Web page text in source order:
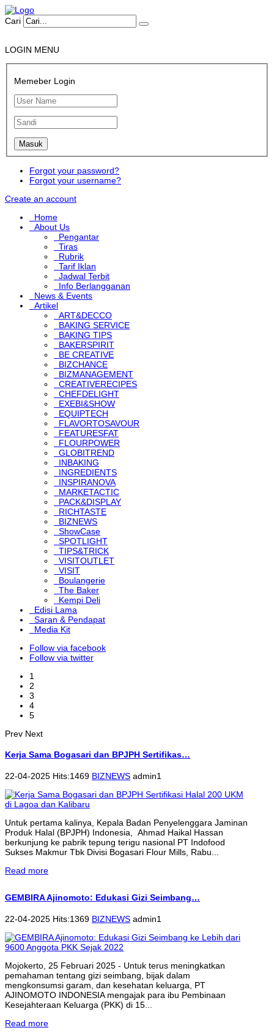
Cari
LOGIN MENU
Memeber Login
Forgot your password?
Forgot your username?
Create an account
Home
About Us
Pengantar
Tiras
Rubrik
Tarif Iklan
Jadwal Terbit
Info Berlangganan
News & Events
Artikel
ART&DECCO
BAKING SERVICE
BAKING TIPS
BAKERSPIRIT
BE CREATIVE
BIZCHANCE
BIZMANAGEMENT
CREATIVERECIPES
CHEFDELIGHT
EXEBI&SHOW
EQUIPTECH
FLAVORTOSAVOUR
FEATURESFAT
FLOURPOWER
GLOBITREND
INBAKING
INGREDIENTS
INSPIRANOVA
MARKETACTIC
PACK&DISPLAY
RICHTASTE
BIZNEWS
ShowCase
SPOTLIGHT
TIPS&TRICK
VISITOUTLET
VISIT
Boulangerie
The Baker
Kempi Deli
Edisi Lama
Saran & Pendapat
Media Kit
Follow via facebook
Follow via twitter
1
2
3
4
5
Prev Next
Kerja Sama Bogasari dan BPJPH Sertifikas…
22-04-2025 Hits:1469 BIZNEWS admin1
Untuk pertama kalinya, Kepala Badan Penyelenggara Jaminan
Produk Halal (BPJPH) Indonesia, Ahmad Haikal Hassan
berkunjung ke pabrik tepung terigu nasional PT Indofood
Sukses Makmur Tbk Divisi Bogasari Flour Mills, Rabu...
Read more
GEMBIRA Ajinomoto: Edukasi Gizi Seimbang…
22-04-2025 Hits:1369 BIZNEWS admin1
Mojokerto, 25 Februari 2025 - Untuk terus meningkatkan
pemahaman tentang gizi seimbang, bijak dalam
mengkonsumsi garam, dan kesehatan keluarga, PT
AJINOMOTO INDONESIA mengajak para ibu Pembinaan
Kesejahteraan Keluarga (PKK) di 15...
Read more